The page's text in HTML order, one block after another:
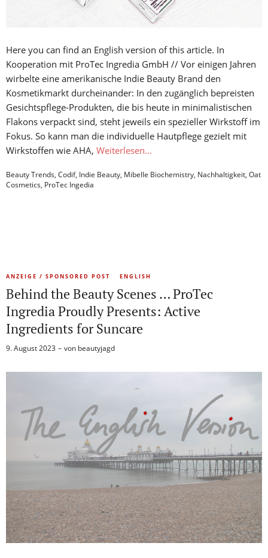
Here you can find an English version of this article. In
Kooperation mit ProTec Ingredia GmbH // Vor einigen Jahren
wirbelte eine amerikanische Indie Beauty Brand den
Kosmetikmarkt durcheinander: In den zugänglich bepreisten
Gesichtspflege-Produkten, die bis heute in minimalistischen
Flakons verpackt sind, steht jeweils ein spezieller Wirkstoff im
Fokus. So kann man die individuelle Hautpflege gezielt mit
Wirkstoffen wie AHA, Weiterlesen…
Beauty Trends, Codif, Indie Beauty, Mibelle Biochemistry, Nachhaltigkeit, Oat
Cosmetics, ProTec Ingedia
ANZEIGE / SPONSORED POST ENGLISH
Behind the Beauty Scenes … ProTec
Ingredia Proudly Presents: Active
Ingredients for Suncare
9. August 2023 von beautyjagd